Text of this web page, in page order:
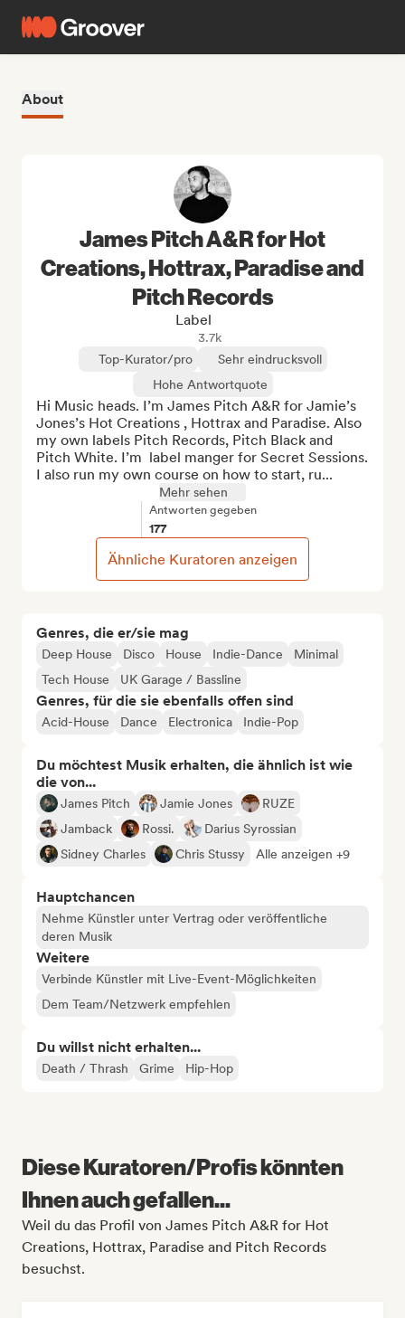
About
Genres, die er/sie mag
Deep House Disco House Indie-Dance
Minimal
Tech House
UK Garage / Bassline
Genres, für die sie ebenfalls offen sind
Acid-House Dance Electronica Indie-Pop
Du möchtest Musik erhalten, die ähnlich ist wie
die von...
James Pitch Jamie Jones
RUZE
Jamback
Rossi.
Darius Syrossian
Sidney Charles
Chris Stussy Alle anzeigen +9
Hauptchancen
Nehme Künstler unter Vertrag oder veröffentliche
deren Musik
Weitere
Verbinde Künstler mit Live-Event-Möglichkeiten
Dem Team/Netzwerk empfehlen
Du willst nicht erhalten...
Death / Thrash Grime Hip-Hop
James Pitch A&R for Hot
Creations, Hottrax, Paradise and
Pitch Records
Label
3.7k
Top-Kurator/pro
Sehr eindrucksvoll
Hohe Antwortquote
Hi Music heads. I’m James Pitch A&R for Jamie’s
Jones’s Hot Creations , Hottrax and Paradise. Also
my own labels Pitch Records, Pitch Black and
Pitch White. I’m  label manger for Secret Sessions.
I also run my own course on how to start, ru...
Mehr sehen
Antworten gegeben
177
Ähnliche Kuratoren anzeigen
Diese Kuratoren/Profis könnten
Ihnen auch gefallen...
Weil du das Profil von James Pitch A&R for Hot
Creations, Hottrax, Paradise and Pitch Records
besuchst.